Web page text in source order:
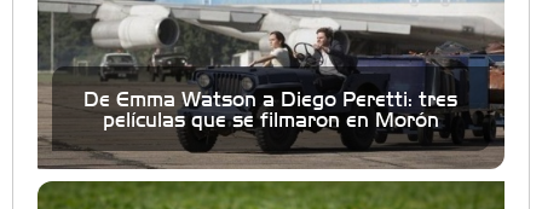
De Emma Watson a Diego Peretti: tres
películas que se filmaron en Morón